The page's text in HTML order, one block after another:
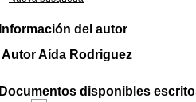
Información del autor
Autor Aída Rodriguez
Documentos disponibles